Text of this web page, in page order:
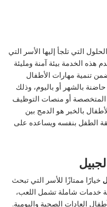
التي تلجأ إليها الأسر التي
هذه الخدمة بيئة آمنة ومليئة
تنمية مهارات الأطفال
حاضنة بالشهر أو باليوم، وذلك
المتخصصة أو منصات التوظيف
بالخبر هو الدمج بين
ثقة الطفل بنفسه ويساعده على
خيارًا ممتازًا للأسر التي تبحث
خدمات شاملة تشمل اللعب،
العادات الصحية واليومية.